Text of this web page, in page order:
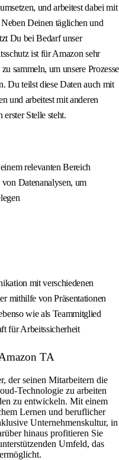
und arbeitest dabei mit
Deinen täglichen und
Du bei Bedarf unser
ist für Amazon sehr
sammeln, um unsere Prozesse
Du teilst diese Daten auch mit
und arbeitest mit anderen
erster Stelle steht.
relevanten Bereich
Datenanalysen, um
mit verschiedenen
mithilfe von Präsentationen
wie als Teammitglied
für Arbeitssicherheit
TA
der seinen Mitarbeitern die
Technologie zu arbeiten
zu entwickeln. Mit einem
Lernen und beruflicher
Unternehmenskultur, in
hinaus profitieren Sie
Umfeld, das